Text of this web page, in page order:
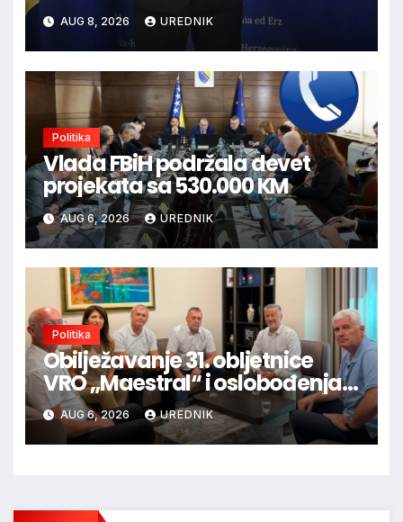
NARODU U BiH
AUG 8, 2026 UREDNIK
Politika
Vlada FBiH podržala devet
projekata sa 530.000 KM
AUG 6, 2026 UREDNIK
Politika
Obilježavanje 31. obljetnice
VRO „Maestral“ i oslobođenja
Jajca uz pokroviteljstvo HNS-a
BiHAUG 6, 2026 UREDNIK